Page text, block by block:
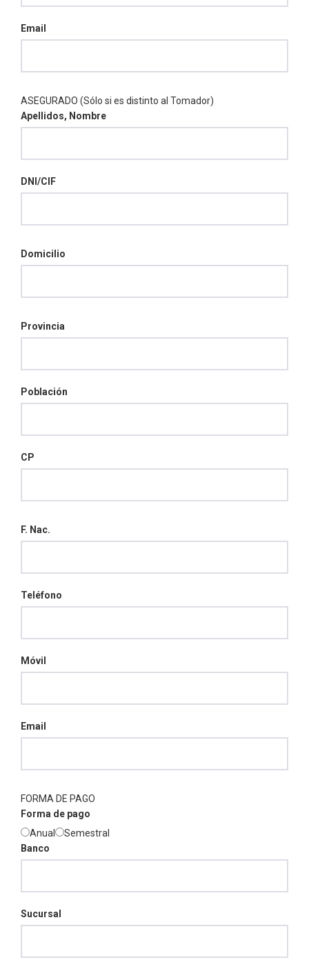
Email
ASEGURADO (Sólo si es distinto al Tomador)
Apellidos, Nombre
DNI/CIF
Domicilio
Provincia
Población
CP
F. Nac.
Teléfono
Móvil
Email
FORMA DE PAGO
Forma de pago
Anual
Semestral
Banco
Sucursal